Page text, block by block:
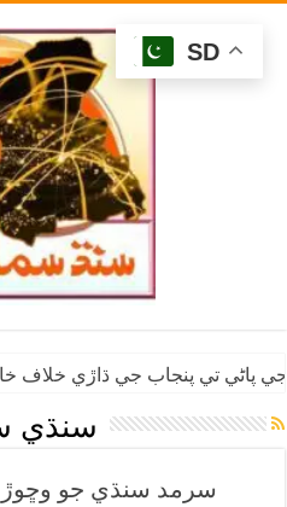
پاڻي تي پنجاب جي ڌاڙي خلاف
سنڌي
سرمد سنڌي جو
SD